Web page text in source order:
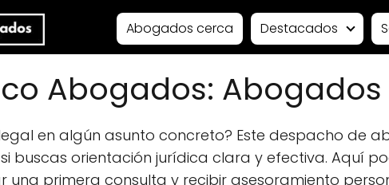
Abogados cerca Destacados
Abogados:
en algún asunto concreto? Este despacho de
buscas orientación jurídica clara y efectiva. Aquí
una primera consulta y recibir asesoramiento